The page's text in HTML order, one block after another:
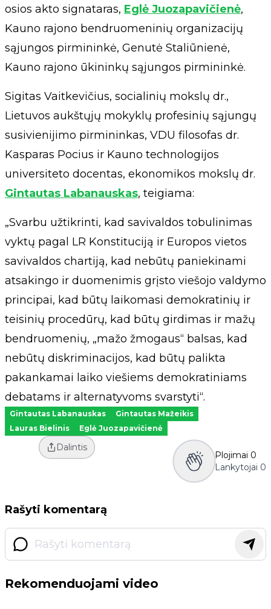
osios akto signataras, Eglė Juozapavičienė,
Kauno rajono bendruomeninių organizacijų
sąjungos pirmininkė, Genutė Staliūnienė,
Kauno rajono ūkininkų sąjungos pirmininkė.
Sigitas Vaitkevičius, socialinių mokslų dr.,
Lietuvos aukštųjų mokyklų profesinių sąjungų
susivienijimo pirmininkas, VDU filosofas dr.
Kasparas Pocius ir Kauno technologijos
universiteto docentas, ekonomikos mokslų dr.
Gintautas Labanauskas, teigiama:
„Svarbu užtikrinti, kad savivaldos tobulinimas
vyktų pagal LR Konstituciją ir Europos vietos
savivaldos chartiją, kad nebūtų paniekinami
atsakingo ir duomenimis grįsto viešojo valdymo
principai, kad būtų laikomasi demokratinių ir
teisinių procedūrų, kad būtų girdimas ir mažų
bendruomenių, „mažo žmogaus“ balsas, kad
nebūtų diskriminacijos, kad būtų palikta
pakankamai laiko viešiems demokratiniams
debatams ir alternatyvoms svarstyti“.
Gintautas Labanauskas
Gintautas Mažeikis
Lauras Bielinis
Eglė Juozapavičienė
Dalintis
Plojimai 0
Lankytojai 0
Rašyti komentarą
Rekomenduojami video